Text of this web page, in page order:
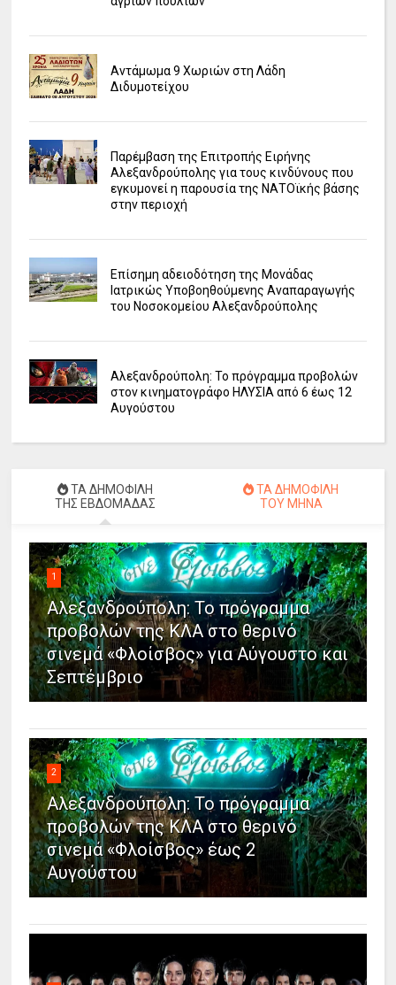
Αντάμωμα 9 Χωριών στη Λάδη
Διδυμοτείχου
Παρέμβαση της Επιτροπής Ειρήνης
Αλεξανδρούπολης για τους κινδύνους που
εγκυμονεί η παρουσία της ΝΑΤΟϊκής βάσης
στην περιοχή
Επίσημη αδειοδότηση της Μονάδας
Ιατρικώς Υποβοηθούμενης Αναπαραγωγής
του Νοσοκομείου Αλεξανδρούπολης
Αλεξανδρούπολη: Το πρόγραμμα προβολών
στον κινηματογράφο ΗΛΥΣΙΑ από 6 έως 12
Αυγούστου
ΤΑ ΔΗΜΟΦΙΛΗ
ΤΗΣ ΕΒΔΟΜΑΔΑΣ
ΤΑ ΔΗΜΟΦΙΛΗ
ΤΟΥ ΜΗΝΑ
1
Αλεξανδρούπολη: Το πρόγραμμα
προβολών της ΚΛΑ στο θερινό
σινεμά «Φλοίσβος» για Αύγουστο και
Σεπτέμβριο
2
Αλεξανδρούπολη: Το πρόγραμμα
προβολών της ΚΛΑ στο θερινό
σινεμά «Φλοίσβος» έως 2
Αυγούστου